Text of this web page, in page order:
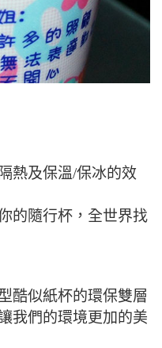
熱及保溫/保冰的效
的隨行杯，全世界找
酷似紙杯的環保雙層
我們的環境更加的美